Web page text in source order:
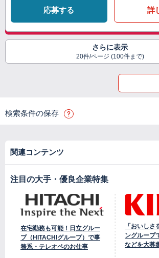
応募する 詳
さらに表示
20件/ページ (100件まで)
検索条件の保存
関連コンテンツ
注目の大手・優良企業特集
在宅勤務も可能！日立グルー
プ（HITACHIグループ）で事
務系・テレオペのお仕事
「おいしさ
ングループ
などを大募